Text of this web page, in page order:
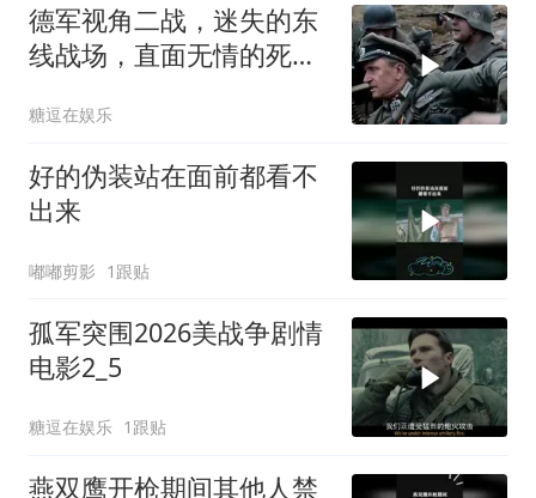
德军视角二战，迷失的东
线战场，直面无情的死亡
糖逗在娱乐
好的伪装站在面前都看不
出来
嘟嘟剪影 1跟贴
孤军突围2026美战争剧情
电影2_5
糖逗在娱乐 1跟贴
燕双鹰开枪期间其他人禁